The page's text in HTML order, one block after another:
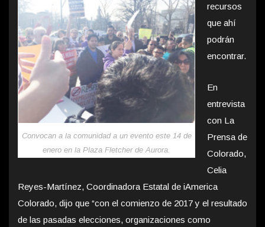
Convocan a la comunidad a un evento este 14 de
enero en la Plaza Fletcher de Aurora.
recursos
que ahí
podrán
encontrar.
En
entrevista
con La
Prensa de
Colorado,
Celia
Reyes-Martínez, Coordinadora Estatal de iAmerica
Colorado, dijo que “con el comienzo de 2017 y el resultado
de las pasadas elecciones, organizaciones como